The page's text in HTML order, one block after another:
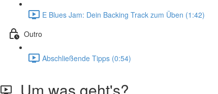
E Blues Jam: Dein Backing Track zum Üben (1:42)
Outro
Abschließende Tipps (0:54)